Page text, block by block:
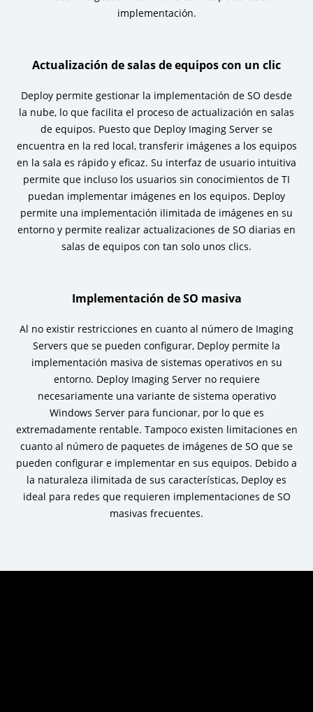
implementación.
Actualización de salas de equipos con un clic
Deploy permite gestionar la implementación de SO desde
la nube, lo que facilita el proceso de actualización en salas
de equipos. Puesto que Deploy Imaging Server se
encuentra en la red local, transferir imágenes a los equipos
en la sala es rápido y eficaz. Su interfaz de usuario intuitiva
permite que incluso los usuarios sin conocimientos de TI
puedan implementar imágenes en los equipos. Deploy
permite una implementación ilimitada de imágenes en su
entorno y permite realizar actualizaciones de SO diarias en
salas de equipos con tan solo unos clics.
Implementación de SO masiva
Al no existir restricciones en cuanto al número de Imaging
Servers que se pueden configurar, Deploy permite la
implementación masiva de sistemas operativos en su
entorno. Deploy Imaging Server no requiere
necesariamente una variante de sistema operativo
Windows Server para funcionar, por lo que es
extremadamente rentable. Tampoco existen limitaciones en
cuanto al número de paquetes de imágenes de SO que se
pueden configurar e implementar en sus equipos. Debido a
la naturaleza ilimitada de sus características, Deploy es
ideal para redes que requieren implementaciones de SO
masivas frecuentes.